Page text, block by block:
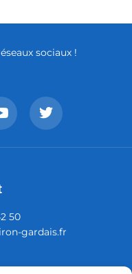
sociaux !
50
gardais.fr